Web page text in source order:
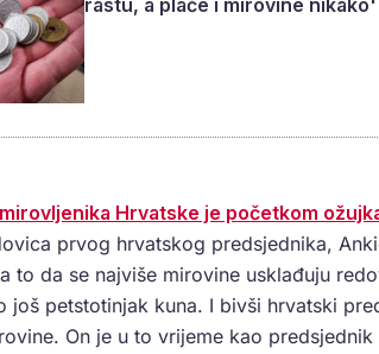
rastu, a plaće i mirovine nikako'
Hrvatske je početkom
prvog hrvatskog predsjednika,
to da se najviše mirovine usklađuju
još petstotinjak kuna. I bivši hrvatski
On je u to vrijeme kao